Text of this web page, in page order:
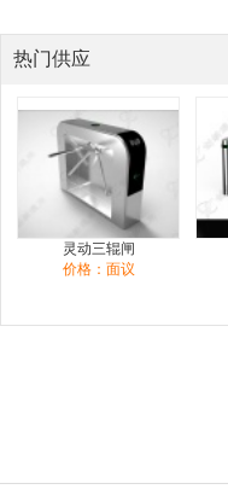
热门供应
灵动三辊闸
价格：面议